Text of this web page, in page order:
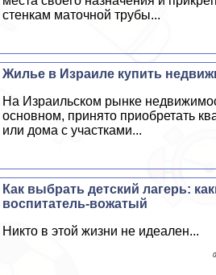
стенкам маточной трубы...
Жилье в Израиле купить
На Израильском рынке
основном, принято приобретать
или дома с участками...
Как выбрать детский лагерь:
воспитатель-вожатый
Никто в этой жизни не идеален...